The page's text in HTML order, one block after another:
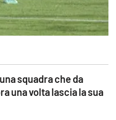
squadra che da
una volta lascia la sua